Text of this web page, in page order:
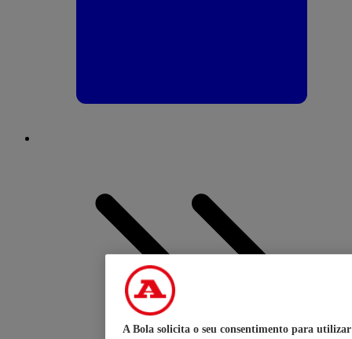
A Bola solicita o seu consentimento para utilizar